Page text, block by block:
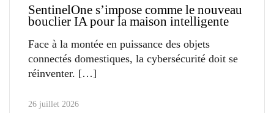
SentinelOne s’impose comme le nouveau
bouclier IA pour la maison intelligente
Face à la montée en puissance des objets
connectés domestiques, la cybersécurité doit se
réinventer.
26 juillet 2026